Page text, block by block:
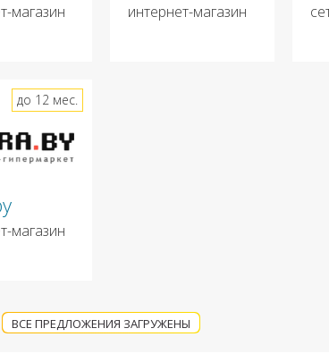
магазин интернет-магазин
магазин
до 12 мес.
ВСЕ ПРЕДЛОЖЕНИЯ ЗАГРУЖЕНЫ